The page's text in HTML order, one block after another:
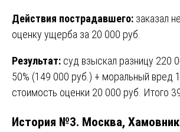
Действия пострадавшего: заказал
оценку ущерба за 20 000 руб.
Результат: суд взыскал разницу 220
50% (149 000 руб.) + моральный вред
стоимость оценки 20 000 руб. Итого
История №3. Москва,